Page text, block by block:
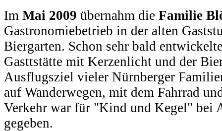
Im Mai 2009 übernahm die Familie
Gastronomiebetrieb in der alten
Biergarten. Schon sehr bald
Gasttstätte mit Kerzenlicht und der
Ausflugsziel vieler Nürnberger
auf Wanderwegen, mit dem Fahrrad
Verkehr war für "Kind und Kegel" bei
gegeben.